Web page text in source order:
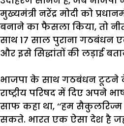
मुख्यमंत्री नरेंद्र मोदी को
बनाने का फैसला किया, तो
साथ 17 साल पुराना गठबंधन
और इसे सिद्धांतों की लड़ाई
भाजपा के साथ गठबंधन टूटने
राष्ट्रीय परिषद में दिए अपने
साफ कहा था, ‘‘हम सैकुलरिज्म
सकते. भारत एक ऐसा देश है